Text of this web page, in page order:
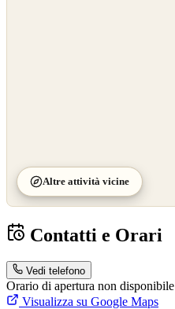
Altre attività vicine
Contatti e Orari
Vedi telefono
Orario di apertura non disponibile
Visualizza su Google Maps